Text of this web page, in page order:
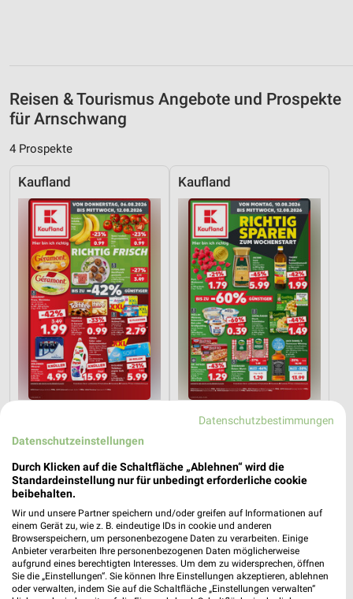
Reisen & Tourismus Angebote und Prospekte
für Arnschwang
4 Prospekte
Kaufland
Gültig bis Mi. 12.08.
Kaufland
14 km
Netto Marken-Discount ALDI SÜD
Datenschutzbestimmungen
Datenschutzeinstellungen
Durch Klicken auf die Schaltfläche „Ablehnen“ wird die
Standardeinstellung nur für unbedingt erforderliche cookie
beibehalten.
Wir und unsere Partner speichern und/oder greifen auf Informationen auf
einem Gerät zu, wie z. B. eindeutige IDs in cookie und anderen
Browserspeichern, um personenbezogene Daten zu verarbeiten. Einige
Anbieter verarbeiten Ihre personenbezogenen Daten möglicherweise
aufgrund eines berechtigten Interesses. Um dem zu widersprechen, öffnen
Sie die „Einstellungen“. Sie können Ihre Einstellungen akzeptieren, ablehnen
oder verwalten, indem Sie auf die Schaltfläche „Einstellungen verwalten“